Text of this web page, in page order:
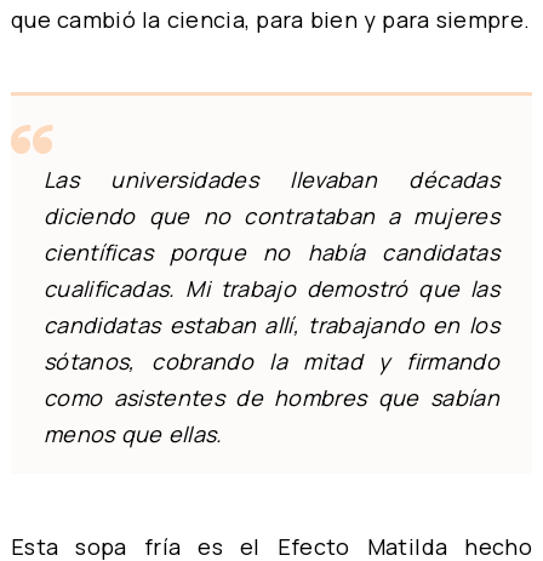
que cambió la ciencia, para bien y para siempre.
Las universidades llevaban décadas
diciendo que no contrataban a mujeres
científicas porque no había candidatas
cualificadas. Mi trabajo demostró que las
candidatas estaban allí, trabajando en los
sótanos, cobrando la mitad y firmando
como asistentes de hombres que sabían
menos que ellas.
Esta sopa fría es el Efecto Matilda hecho